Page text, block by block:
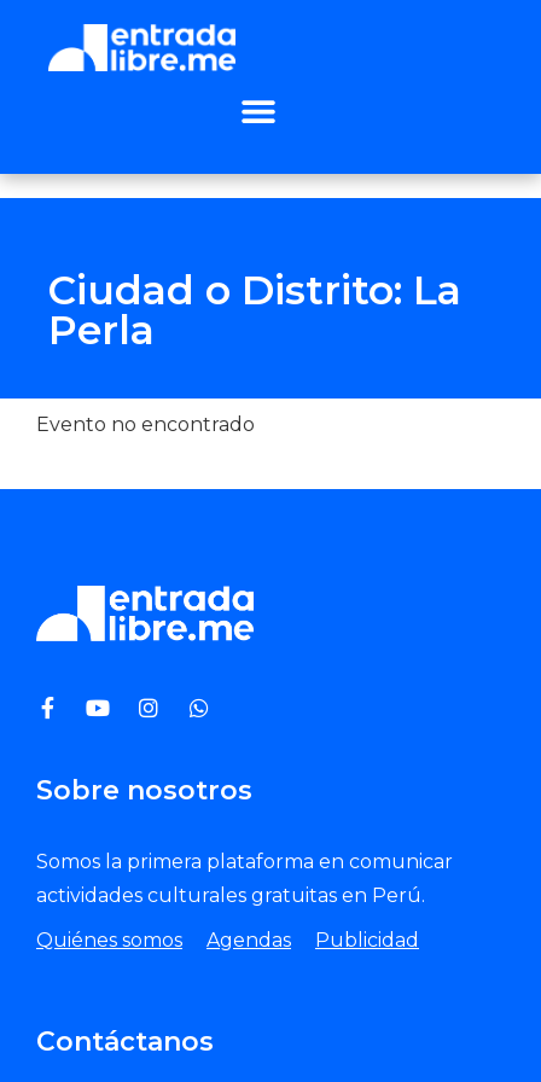
Ciudad o Distrito: La
Perla
Evento no encontrado
Sobre nosotros
Somos la primera plataforma en comunicar
actividades culturales gratuitas en Perú.
Quiénes somos
Agendas Publicidad
Contáctanos